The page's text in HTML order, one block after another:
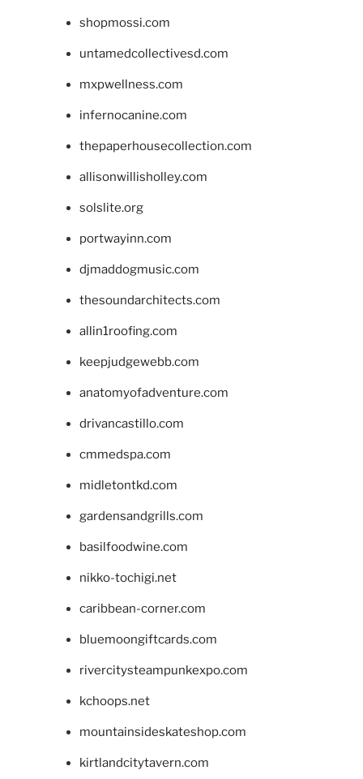
shopmossi.com
untamedcollectivesd.com
mxpwellness.com
infernocanine.com
thepaperhousecollection.com
allisonwillisholley.com
solslite.org
portwayinn.com
djmaddogmusic.com
thesoundarchitects.com
allin1roofing.com
keepjudgewebb.com
anatomyofadventure.com
drivancastillo.com
cmmedspa.com
midletontkd.com
gardensandgrills.com
basilfoodwine.com
nikko-tochigi.net
caribbean-corner.com
bluemoongiftcards.com
rivercitysteampunkexpo.com
kchoops.net
mountainsideskateshop.com
kirtlandcitytavern.com